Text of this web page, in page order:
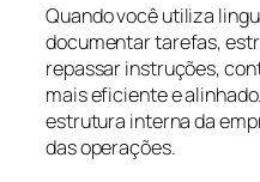
Quando você utiliza
documentar tarefas,
repassar instruções,
mais eficiente e
estrutura interna da
das operações.